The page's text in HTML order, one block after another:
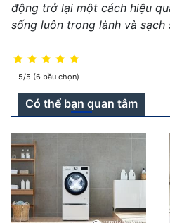
động trở lại một cách hiệu
sống luôn trong lành và sạch
5/5 (6 bầu chọn)
Có thể bạn quan tâm